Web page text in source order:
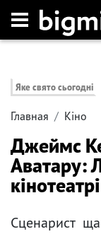
Яке свято сьогодні
Главная Кіно
Джеймс
Аватару:
Сценарист